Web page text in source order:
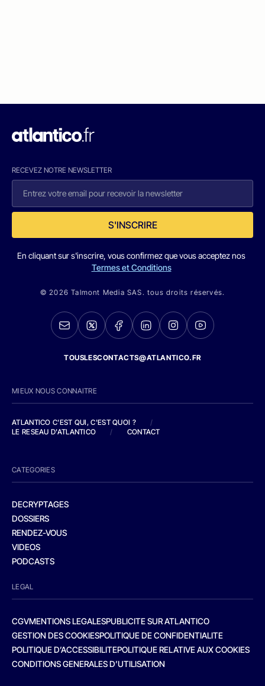
RECEVEZ NOTRE NEWSLETTER
S'INSCRIRE
En cliquant sur s'inscrire, vous confirmez que vous acceptez nos
Termes et Conditions
© 2026 Talmont Media SAS. tous droits réservés.
TOUSLESCONTACTS@ATLANTICO.FR
MIEUX NOUS CONNAITRE
ATLANTICO C'EST QUI, C'EST QUOI ?
/
LE RESEAU D'ATLANTICO
/ CONTACT
CATEGORIES
DECRYPTAGES
DOSSIERS
RENDEZ-VOUS
VIDEOS
PODCASTS
LEGAL
CGVMENTIONS LEGALESPUBLICITE SUR ATLANTICO
GESTION DES COOKIESPOLITIQUE DE CONFIDENTIALITE
POLITIQUE D’ACCESSIBILITEPOLITIQUE RELATIVE AUX COOKIES
CONDITIONS GENERALES D’UTILISATION